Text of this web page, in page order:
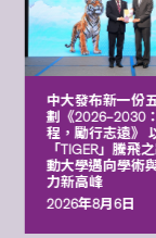
中大發布新一份
劃《2026‒2030
程，勵行志遠》
「TIGER」騰飛
動大學邁向學術
力新高峰
2026年8月6日